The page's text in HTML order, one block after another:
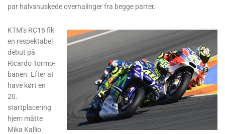
par halvsnuskede overhalinger fra begge parter.
KTM’s RC16 fik
en respektabel
debut på
Ricardo Tormo-
banen. Efter at
have kørt en
20.
startplacering
hjem måtte
Mika Kallio